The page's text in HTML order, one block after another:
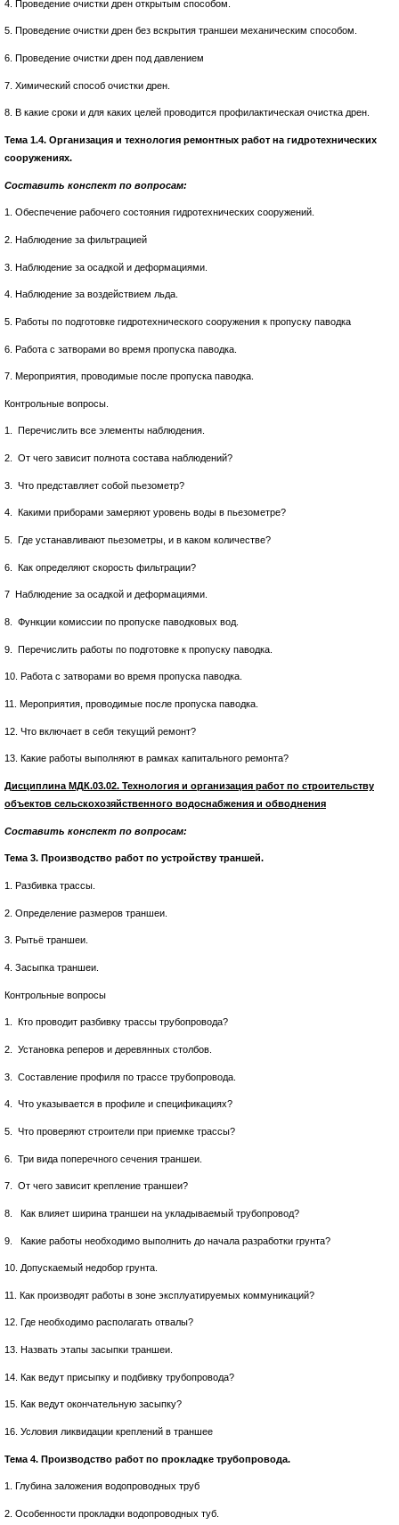
4. Проведение очистки дрен открытым способом.
5. Проведение очистки дрен без вскрытия траншеи механическим способом.
6. Проведение очистки дрен под давлением
7. Химический способ очистки дрен.
8. В какие сроки и для каких целей проводится профилактическая очистка дрен.
Тема 1.4. Организация и технология ремонтных работ на гидротехнических
сооружениях.
Составить конспект по вопросам:
1. Обеспечение рабочего состояния гидротехнических сооружений.
2. Наблюдение за фильтрацией
3. Наблюдение за осадкой и деформациями.
4. Наблюдение за воздействием льда.
5. Работы по подготовке гидротехнического сооружения к пропуску паводка
6. Работа с затворами во время пропуска паводка.
7. Мероприятия, проводимые после пропуска паводка.
Контрольные вопросы.
1. Перечислить все элементы наблюдения.
2. От чего зависит полнота состава наблюдений?
3. Что представляет собой пьезометр?
4. Какими приборами замеряют уровень воды в пьезометре?
5. Где устанавливают пьезометры, и в каком количестве?
6. Как определяют скорость фильтрации?
7 Наблюдение за осадкой и деформациями.
8. Функции комиссии по пропуске паводковых вод.
9. Перечислить работы по подготовке к пропуску паводка.
10. Работа с затворами во время пропуска паводка.
11. Мероприятия, проводимые после пропуска паводка.
12. Что включает в себя текущий ремонт?
13. Какие работы выполняют в рамках капитального ремонта?
Дисциплина МДК.03.02. Технология и организация работ по строительству
объектов сельскохозяйственного водоснабжения и обводнения
Составить конспект по вопросам:
Тема 3. Производство работ по устройству траншей.
1. Разбивка трассы.
2. Определение размеров траншеи.
3. Рытьё траншеи.
4. Засыпка траншеи.
Контрольные вопросы
1. Кто проводит разбивку трассы трубопровода?
2. Установка реперов и деревянных столбов.
3. Составление профиля по трассе трубопровода.
4. Что указывается в профиле и спецификациях?
5. Что проверяют строители при приемке трассы?
6. Три вида поперечного сечения траншеи.
7. От чего зависит крепление траншеи?
8. Как влияет ширина траншеи на укладываемый трубопровод?
9. Какие работы необходимо выполнить до начала разработки грунта?
10. Допускаемый недобор грунта.
11. Как производят работы в зоне эксплуатируемых коммуникаций?
12. Где необходимо располагать отвалы?
13. Назвать этапы засыпки траншеи.
14. Как ведут присыпку и подбивку трубопровода?
15. Как ведут окончательную засыпку?
16. Условия ликвидации креплений в траншее
Тема 4. Производство работ по прокладке трубопровода.
1. Глубина заложения водопроводных труб
2. Особенности прокладки водопроводных туб.